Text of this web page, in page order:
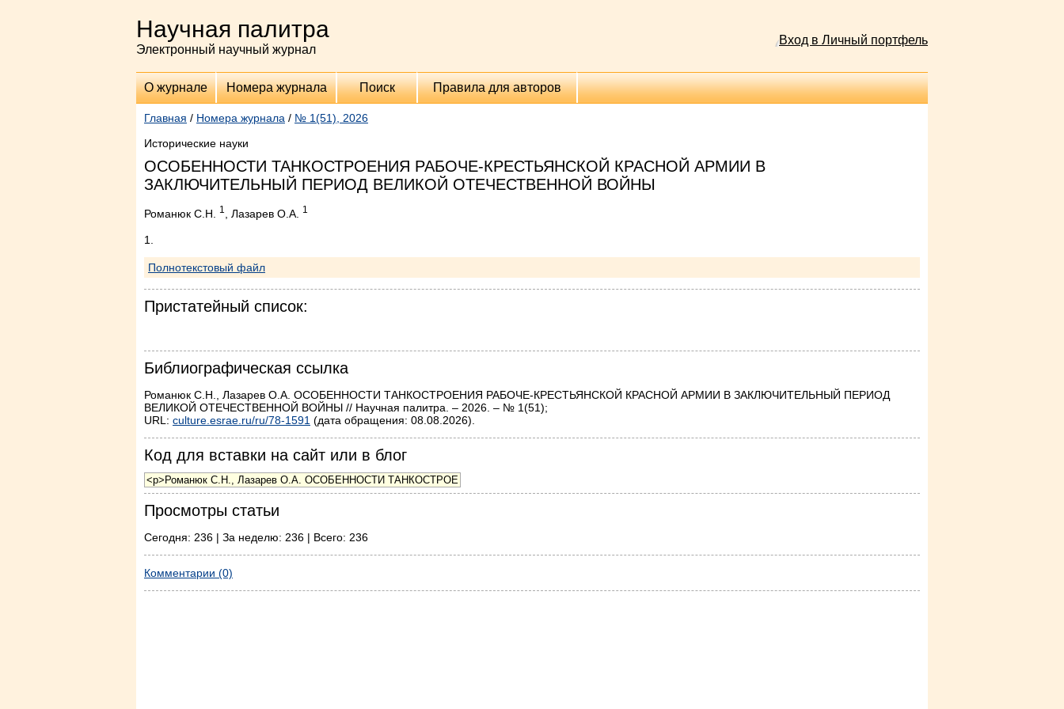
Научная палитра
Электронный научный журнал
Вход в Личный портфель
О журнале Номера журнала Поиск Правила для авторов
Главная / Номера журнала / № 1(51), 2026
Исторические науки
ОСОБЕННОСТИ ТАНКОСТРОЕНИЯ РАБОЧЕ-КРЕСТЬЯНСКОЙ КРАСНОЙ АРМИИ В
ЗАКЛЮЧИТЕЛЬНЫЙ ПЕРИОД ВЕЛИКОЙ ОТЕЧЕСТВЕННОЙ ВОЙНЫ
Романюк С.Н. 1 , Лазарев О.А. 1
1.
Полнотекстовый файл
Пристатейный список:
Библиографическая ссылка
Романюк С.Н., Лазарев О.А. ОСОБЕННОСТИ ТАНКОСТРОЕНИЯ РАБОЧЕ-КРЕСТЬЯНСКОЙ КРАСНОЙ АРМИИ В ЗАКЛЮЧИТЕЛЬНЫЙ ПЕРИОД
ВЕЛИКОЙ ОТЕЧЕСТВЕННОЙ ВОЙНЫ // Научная палитра. – 2026. – № 1(51);
URL: culture.esrae.ru/ru/78-1591 (дата обращения: 08.08.2026).
Код для вставки на сайт или в блог
Просмотры статьи
Сегодня: 236 | За неделю: 236 | Всего: 236
Комментарии (0)